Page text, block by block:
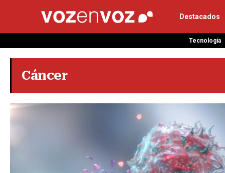
Destacados
Tecnología
Cáncer